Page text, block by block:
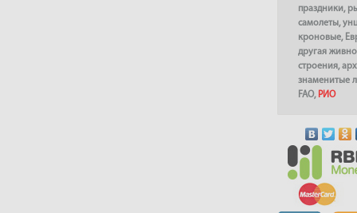
праздники,
самолеты,
кроновые,
другая
строения,
знаменитые
FAO, РИО